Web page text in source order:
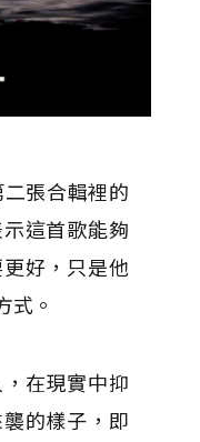
張合輯裡的
這首歌能夠
好，只是他
式。
在現實中抑
的樣子，即